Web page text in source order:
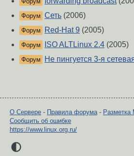
Форум Сеть (2006)
Форум Red-Hat 9 (2005)
Форум ISO ALTLinux 2.4 (2005)
Форум Не пингуется 3-я
О Сервере - Правила форума- Разметка
Сообщить об ошибке
https://www.linux.org.ru/